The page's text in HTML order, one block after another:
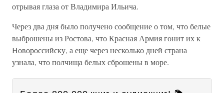
отрывая глаза от Владимира Ильича.
Через два дня было получено сообщение о том, что белые
выброшены из Ростова, что Красная Армия гонит их к
Новороссийску, а еще через несколько дней страна
узнала, что полчища белых сброшены в море.